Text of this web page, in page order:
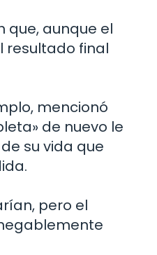
que, aunque el
resultado final
mencionó
de nuevo le
su vida que
pero el